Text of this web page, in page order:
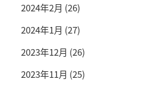
2024年2月 (26)
2024年1月 (27)
2023年12月 (26)
2023年11月 (25)